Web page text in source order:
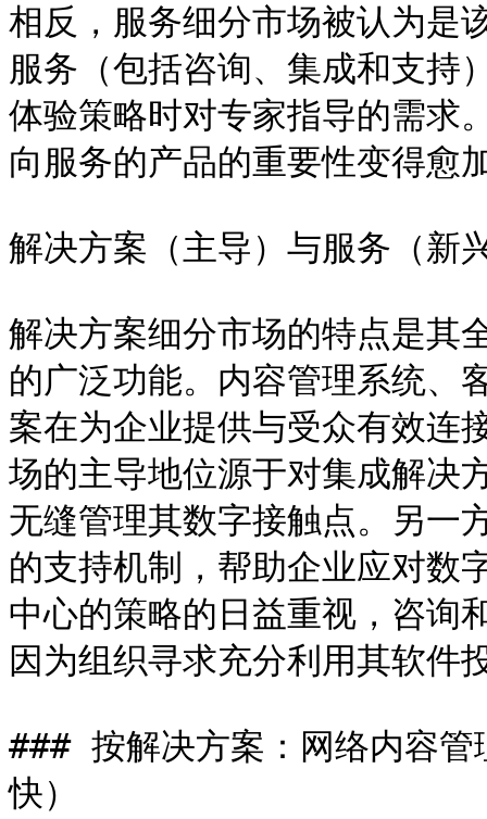
相反，服务细分市场被认为是
服务（包括咨询、集成和支持
体验策略时对专家指导的需求
向服务的产品的重要性变得愈
解决方案（主导）与服务（新
解决方案细分市场的特点是其
的广泛功能。内容管理系统、
案在为企业提供与受众有效连
场的主导地位源于对集成解决
无缝管理其数字接触点。另一
的支持机制，帮助企业应对数
中心的策略的日益重视，咨询
因为组织寻求充分利用其软件
### 按解决方案：网络内容管
快）